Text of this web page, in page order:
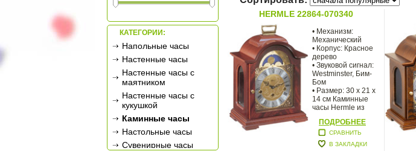
КАТЕГОРИИ:
Напольные часы
Настенные часы
Настенные часы с
маятником
Настенные часы с
кукушкой
Каминные часы
Настольные часы
Сувенирные часы
HERMLE 22864-070340
• Механизм:
Механический
• Корпус: Красное
дерево
• Звуковой сигнал:
Westminster, Бим-
Бом
• Размер: 30 х 21 х
14 см Каминные
часы Hermle из
древесины
ПОДРОБНЕЕ
СРАВНИТЬ
В ЗАКЛАДКИ